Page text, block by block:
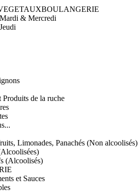
BOULANGERIE
& Mercredi
Produits de la ruche
Limonades, Panachés (Non alcoolisés)
(Alcoolisés)
et Sauces